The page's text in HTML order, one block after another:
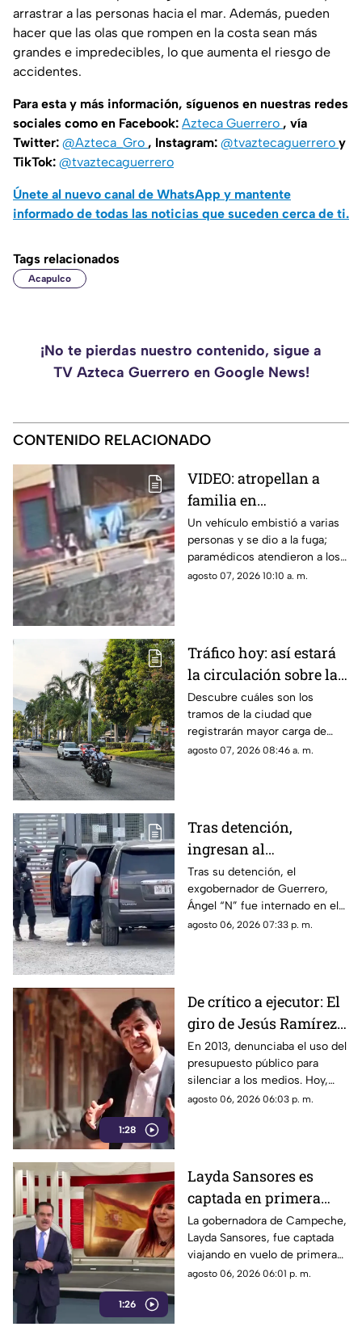
arrastrar a las personas hacia el mar. Además, pueden
hacer que las olas que rompen en la costa sean más
grandes e impredecibles, lo que aumenta el riesgo de
accidentes.
Para esta y más información, síguenos en nuestras redes
sociales como en Facebook: Azteca Guerrero , vía
Twitter: @Azteca_Gro , Instagram: @tvaztecaguerrero y
TikTok: @tvaztecaguerrero
Únete al nuevo canal de WhatsApp y mantente
informado de todas las noticias que suceden cerca de ti.
Tags relacionados
Acapulco
¡No te pierdas nuestro contenido, sigue a
TV Azteca Guerrero en Google News!
CONTENIDO RELACIONADO
VIDEO: atropellan a
familia en
Chilpancingo; el chofer
huyó
Un vehículo embistió a varias
personas y se dio a la fuga;
paramédicos atendieron a los
lesionados tras el impacto
agosto 07, 2026 10:10 a. m.
Tráfico hoy: así estará
la circulación sobre las
avenidas de Acapulco
Descubre cuáles son los
tramos de la ciudad que
registrarán mayor carga de
vehículos y las zonas donde el
agosto 07, 2026 08:46 a. m.
Tras detención,
ingresan al
exgobernador Ángel
"N" al penal del
Altiplano
Tras su detención, el
exgobernador de Guerrero,
Ángel “N” fue internado en el
penal del Altiplano; esto es lo
agosto 06, 2026 07:33 p. m.
1:28
De crítico a ejecutor: El
giro de Jesús Ramírez
Cuevas sobre la
censura y la publicidad
oficial
En 2013, denunciaba el uso del
presupuesto público para
silenciar a los medios. Hoy,
Jesús Ramírez Cuevas es
agosto 06, 2026 06:03 p. m.
1:26
Layda Sansores es
captada en primera
clase rumbo a España
junto a la directora del
DIF
La gobernadora de Campeche,
Layda Sansores, fue captada
viajando en vuelo de primera
clase con destino a España en
agosto 06, 2026 06:01 p. m.